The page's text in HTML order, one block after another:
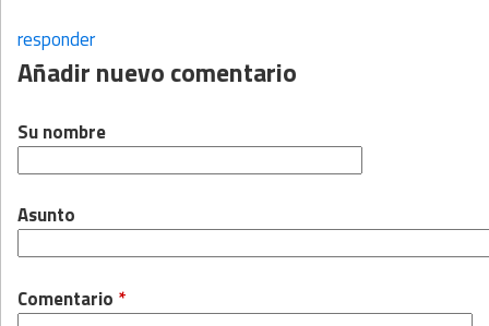
responder
Añadir nuevo comentario
Su nombre
Asunto
Comentario *